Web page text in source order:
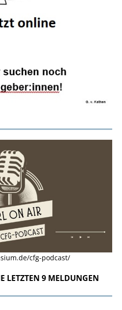
cfg-podcast/
LETZTEN 9 MELDUNGEN